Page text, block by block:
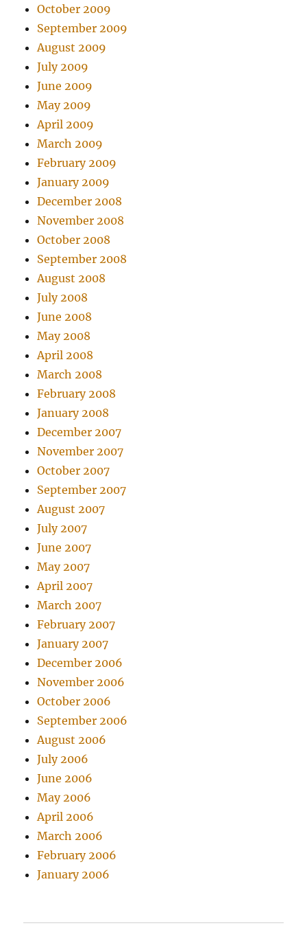
October 2009
September 2009
August 2009
July 2009
June 2009
May 2009
April 2009
March 2009
February 2009
January 2009
December 2008
November 2008
October 2008
September 2008
August 2008
July 2008
June 2008
May 2008
April 2008
March 2008
February 2008
January 2008
December 2007
November 2007
October 2007
September 2007
August 2007
July 2007
June 2007
May 2007
April 2007
March 2007
February 2007
January 2007
December 2006
November 2006
October 2006
September 2006
August 2006
July 2006
June 2006
May 2006
April 2006
March 2006
February 2006
January 2006